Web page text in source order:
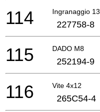
Ingranaggio 13
114 227758-8
DADO M8
115 252194-9
Vite 4x12
116 265C54-4